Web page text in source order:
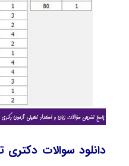
دانلود سوالات